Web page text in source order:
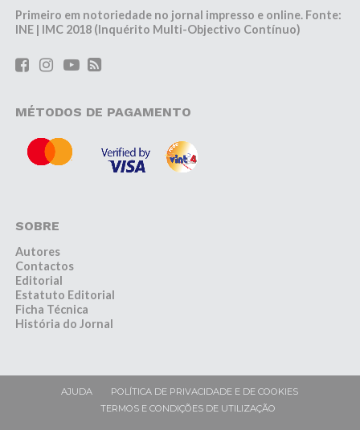
Primeiro em notoriedade no jornal impresso e online. Fonte:
INE | IMC 2018 (Inquérito Multi-Objectivo Contínuo)
MÉTODOS DE PAGAMENTO
SOBRE
Autores
Contactos
Editorial
Estatuto Editorial
Ficha Técnica
História do Jornal
AJUDA
POLÍTICA DE PRIVACIDADE E DE COOKIES
TERMOS E CONDIÇÕES DE UTILIZAÇÃO